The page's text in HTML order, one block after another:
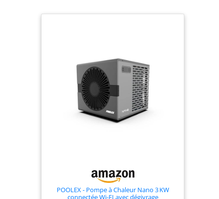
POOLEX - Pompe à Chaleur Nano 3 KW
connectée Wi-FI avec dégivrage